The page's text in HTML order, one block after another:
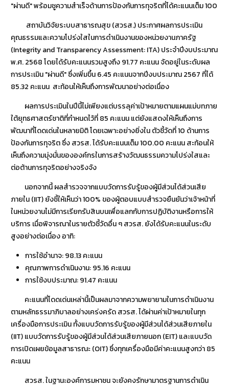
"ผ่านดี" พร้อมชูความสำเร็จด้านการป้องกันการทุจริตที่ได้คะแนนเต็ม 100
สถาบันวิจัยระบบสาธารณสุข (สวรส.) ประกาศผลการประเมิน
คุณธรรมและความโปร่งใสในการดำเนินงานของหน่วยงานภาครัฐ
(Integrity and Transparency Assessment: ITA) ประจำปีงบประมาณ
พ.ศ. 2568 โดยได้รับคะแนนรวมสูงถึง 91.77 คะแนน จัดอยู่ในระดับผล
การประเมิน "ผ่านดี" ซึ่งเพิ่มขึ้น 6.45 คะแนนจากปีงบประมาณ 2567 ที่ได้
85.32 คะแนน สะท้อนให้เห็นถึงการพัฒนาอย่างต่อเนื่อง
ผลการประเมินในปีนี้ไม่เพียงแต่บรรลุค่าเป้าหมายตามแผนแม่บทภาย
ใต้ยุทธศาสตร์ชาติที่กำหนดไว้ที่ 85 คะแนน แต่ยังแสดงให้เห็นถึงการ
พัฒนาที่โดดเด่นในหลายมิติ โดยเฉพาะอย่างยิ่งใน ตัวชี้วัดที่ 10 ด้านการ
ป้องกันการทุจริต ซึ่ง สวรส. ได้รับคะแนนเต็ม 100.00 คะแนน สะท้อนให้
เห็นถึงความมุ่งมั่นขององค์กรในการสร้างวัฒนธรรมความโปร่งใสและ
ต่อต้านการทุจริตอย่างจริงจัง
นอกจากนี้ ผลสำรวจจากแบบวัดการรับรู้ของผู้มีส่วนได้ส่วนเสีย
ภายใน (IIT) ยังชี้ให้เห็นว่า 100% ของผู้ตอบแบบสำรวจยืนยันว่าเจ้าหน้าที่
ในหน่วยงานไม่มีการเรียกรับสินบนเพื่อแลกกับการปฏิบัติงานหรือการให้
บริการ เมื่อพิจารณาในรายตัวชี้วัดอื่น ๆ สวรส. ยังได้รับคะแนนในระดับ
สูงอย่างต่อเนื่อง อาทิ:
การใช้อำนาจ: 98.13 คะแนน
คุณภาพการดำเนินงาน: 95.16 คะแนน
การใช้งบประมาณ: 91.47 คะแนน
คะแนนที่โดดเด่นเหล่านี้เป็นผลมาจากความพยายามในการดำเนินงาน
ตามหลักธรรมาภิบาลอย่างเคร่งครัด สวรส. ได้ผ่านค่าเป้าหมายในทุก
เครื่องมือการประเมิน ทั้งแบบวัดการรับรู้ของผู้มีส่วนได้ส่วนเสียภายใน
(IIT) แบบวัดการรับรู้ของผู้มีส่วนได้ส่วนเสียภายนอก (EIT) และแบบวัด
การเปิดเผยข้อมูลสาธารณะ (OIT) ซึ่งทุกเครื่องมือมีค่าคะแนนสูงกว่า 85
คะแนน
สวรส. ในฐานะองค์การมหาชน จะยังคงรักษามาตรฐานการดำเนิน